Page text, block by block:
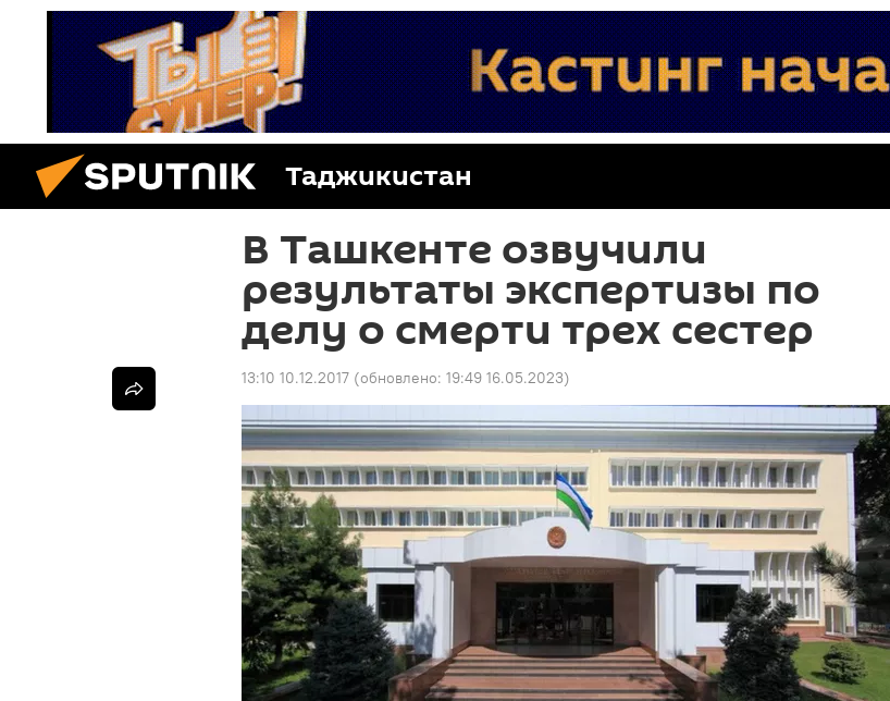
Таджикистан
В Ташкенте озвучили
результаты экспертизы по
делу о смерти трех сестер
13:10 10.12.2017 (обновлено: 19:49 16.05.2023)